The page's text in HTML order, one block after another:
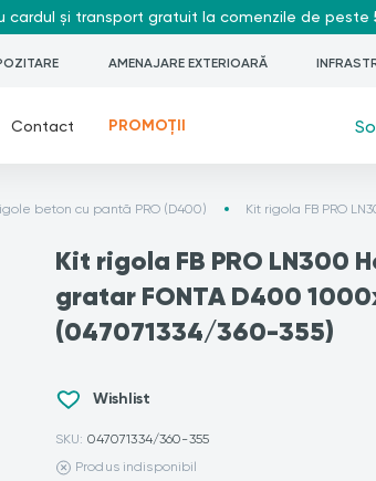
cardul și transport gratuit la comenzile de peste
AMENAJARE EXTERIOARĂ
Contact PROMOȚII
beton cu pantă PRO (D400) Kit rigola FB PRO
Kit rigola FB PRO LN300
gratar FONTA D400
(047071334/360-355)
Wishlist
SKU: 047071334/360-355
Produs indisponibil